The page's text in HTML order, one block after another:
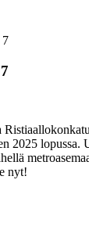
7
2025 lopussa.
nyt!